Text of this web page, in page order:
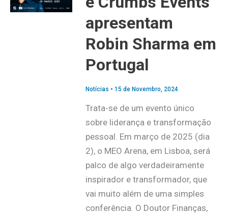
apresentam
Robin Sharma em
Portugal
Notícias • 15 de Novembro, 2024
Trata-se de um evento único
sobre liderança e transformação
pessoal. Em março de 2025 (dia
2), o MEO Arena, em Lisboa, será
palco de algo verdadeiramente
inspirador e transformador, que
vai muito além de uma simples
conferência. O Doutor Finanças,